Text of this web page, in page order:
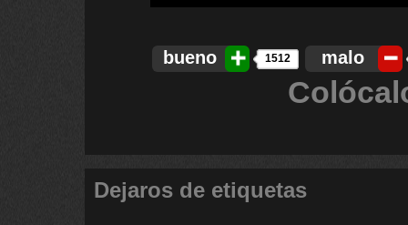
bueno 1512 malo
Dejaros de etiquetas